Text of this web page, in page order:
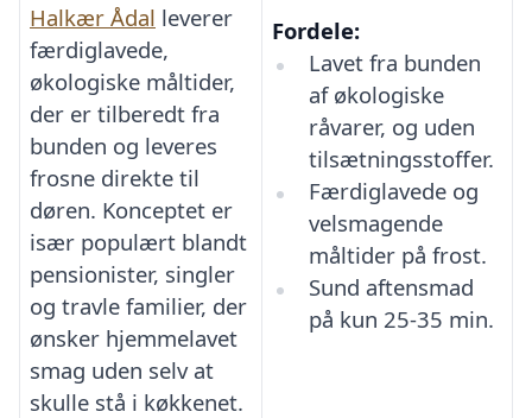
Halkær Ådal leverer
færdiglavede,
økologiske måltider,
der er tilberedt fra
bunden og leveres
frosne direkte til
døren. Konceptet er
især populært blandt
pensionister, singler
og travle familier, der
ønsker hjemmelavet
smag uden selv at
skulle stå i køkkenet.
Fordele:
Lavet fra bunden
af økologiske
råvarer, og uden
tilsætningsstoffer.
Færdiglavede og
velsmagende
måltider på frost.
Sund aftensmad
på kun 25-35 min.